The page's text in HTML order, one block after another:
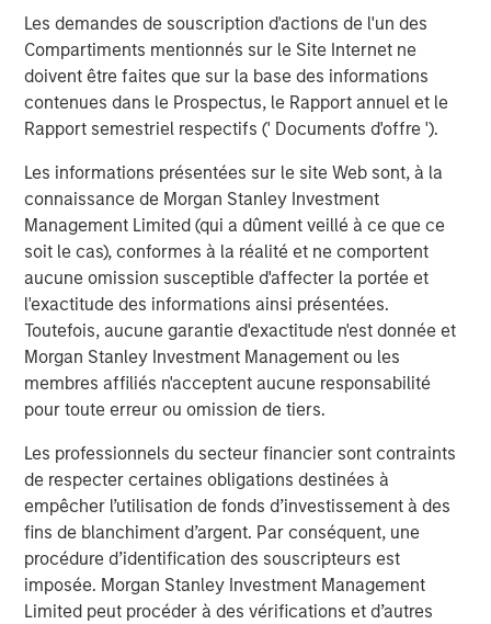
Les demandes de souscription d'actions de l'un des
Compartiments mentionnés sur le Site Internet ne
doivent être faites que sur la base des informations
contenues dans le Prospectus, le Rapport annuel et le
Rapport semestriel respectifs (' Documents d'offre ').
Les informations présentées sur le site Web sont, à la
connaissance de Morgan Stanley Investment
Management Limited (qui a dûment veillé à ce que ce
soit le cas), conformes à la réalité et ne comportent
aucune omission susceptible d'affecter la portée et
l'exactitude des informations ainsi présentées.
Toutefois, aucune garantie d'exactitude n'est donnée et
Morgan Stanley Investment Management ou les
membres affiliés n'acceptent aucune responsabilité
pour toute erreur ou omission de tiers.
Les professionnels du secteur financier sont contraints
de respecter certaines obligations destinées à
empêcher l’utilisation de fonds d’investissement à des
fins de blanchiment d’argent. Par conséquent, une
procédure d’identification des souscripteurs est
imposée. Morgan Stanley Investment Management
Limited peut procéder à des vérifications et d’autres
the market changes," said Szczurowski, who also serves
as co-head of MSIM’s Mortgage and Securitized
investment team. “Strategic Income Fund aims to add
risk-adjusted value by seeking to offer investors lower
volatility and targeted exposure to opportunities
unearthed by market dislocations with a focus on ‘plus’
sectors, which are often underrepresented in traditional,
core fixed income portfolios.”
About Morgan Stanley Investment Management
Morgan Stanley Investment Management, together with
its investment advisory affiliates, has more than 1,300
investment professionals around the world and $1.9
trillion in assets under management or supervision as of
March 31, 2026. Morgan Stanley Investment Management
strives to provide outstanding long-term investment
performance, service, and a comprehensive suite of
investment management solutions to a diverse client
base, which includes governments, institutions,
corporations and individuals worldwide. For further
information about Morgan Stanley Investment
Management, please visit
www.morganstanley.com/im.